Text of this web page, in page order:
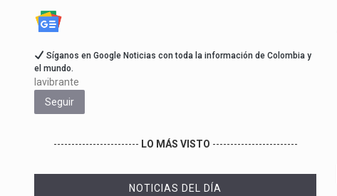
Síganos en Google Noticias con toda la información de Colombia y
el mundo.
lavibrante
Seguir
------------------------ LO MÁS VISTO ------------------------
NOTICIAS DEL DÍA